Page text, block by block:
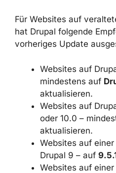
Für Websites auf
hat Drupal folgende
vorheriges Update
Websites auf
mindestens auf
aktualisieren.
Websites auf
oder 10.0 –
aktualisieren.
Websites auf
Drupal 9 – auf
Websites auf